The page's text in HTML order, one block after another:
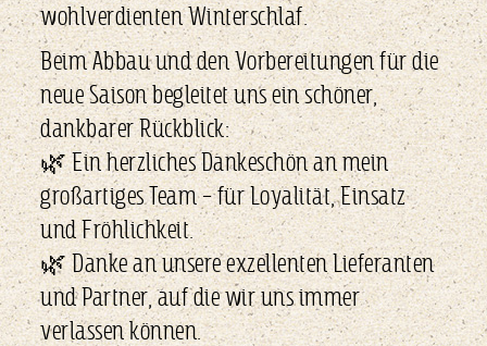
wohlverdienten Winterschlaf.
Beim Abbau und den Vorbereitungen für die
neue Saison begleitet uns ein schöner,
dankbarer Rückblick:
🌿 Ein herzliches Dankeschön an mein
großartiges Team – für Loyalität, Einsatz
und Fröhlichkeit.
🌿 Danke an unsere exzellenten Lieferanten
und Partner, auf die wir uns immer
verlassen können.